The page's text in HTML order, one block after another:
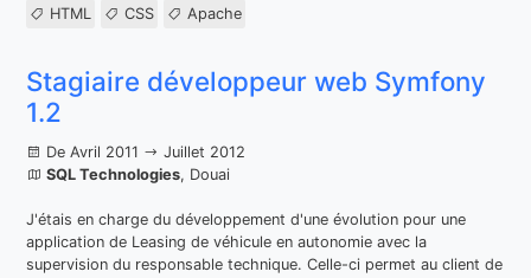
HTML
CSS Apache
Stagiaire développeur web Symfony
1.2
De Avril 2011
Juillet 2012
SQL Technologies, Douai
J'étais en charge du développement d'une évolution pour une
application de Leasing de véhicule en autonomie avec la
supervision du responsable technique. Celle-ci permet au client de